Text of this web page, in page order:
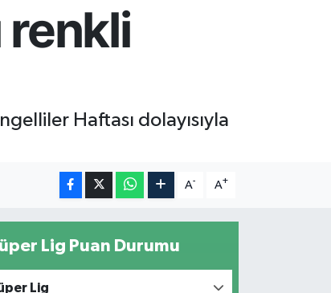
renkli
Haftası dolayısıyla
A- A+
Lig Puan Durumu
Lig